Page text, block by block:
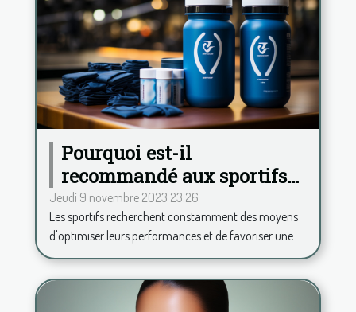
Pourquoi est-il
recommandé aux sportifs
de consommer de la
phycocyanine ?
Jeudi 9 novembre 2023 23:26
Les sportifs recherchent constamment des moyens
d'optimiser leurs performances et de favoriser une...